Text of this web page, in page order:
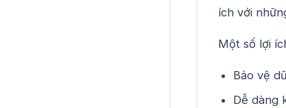
ích với
Một số lợi
Bảo vệ
Dễ dàng